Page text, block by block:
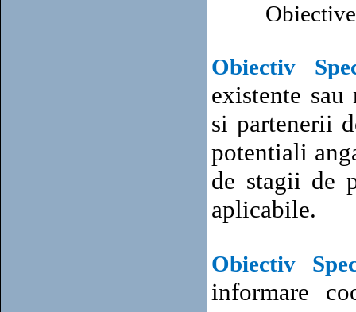
Obiectiv
existente
si partenerii
potentiali
de stagii de
aplicabile.
Obiectiv
informare